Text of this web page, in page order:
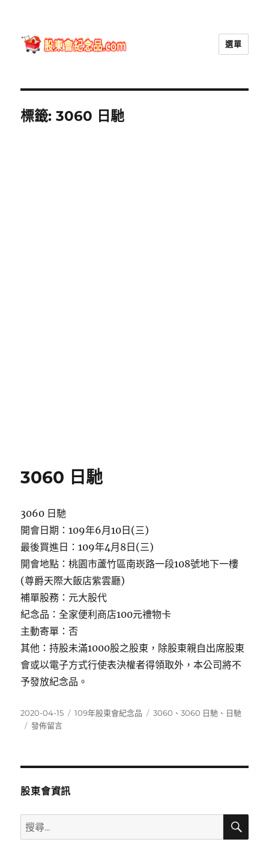
選單
標籤:3060 日馳
3060 日馳
3060 日馳
開會日期：109年6月10日(三)
最後買進日：109年4月8日(三)
開會地點：桃園市蘆竹區南崁路一段108號地下一樓
(尊爵天際大飯店紫雲廳)
補單股務：元大股代
紀念品：全家便利商店100元禮物卡
主動寄單：否
其他：持股未滿1000股之股東，除股東親自出席股東
會或以電子方式行使表決權者得領取外，本公司將不
予發放紀念品。
發
佈
2020-04-15
分
109年股東會紀念品
標
3060 、3060 日馳 、 日馳
在
發佈留言
股東會資訊
搜
尋
搜